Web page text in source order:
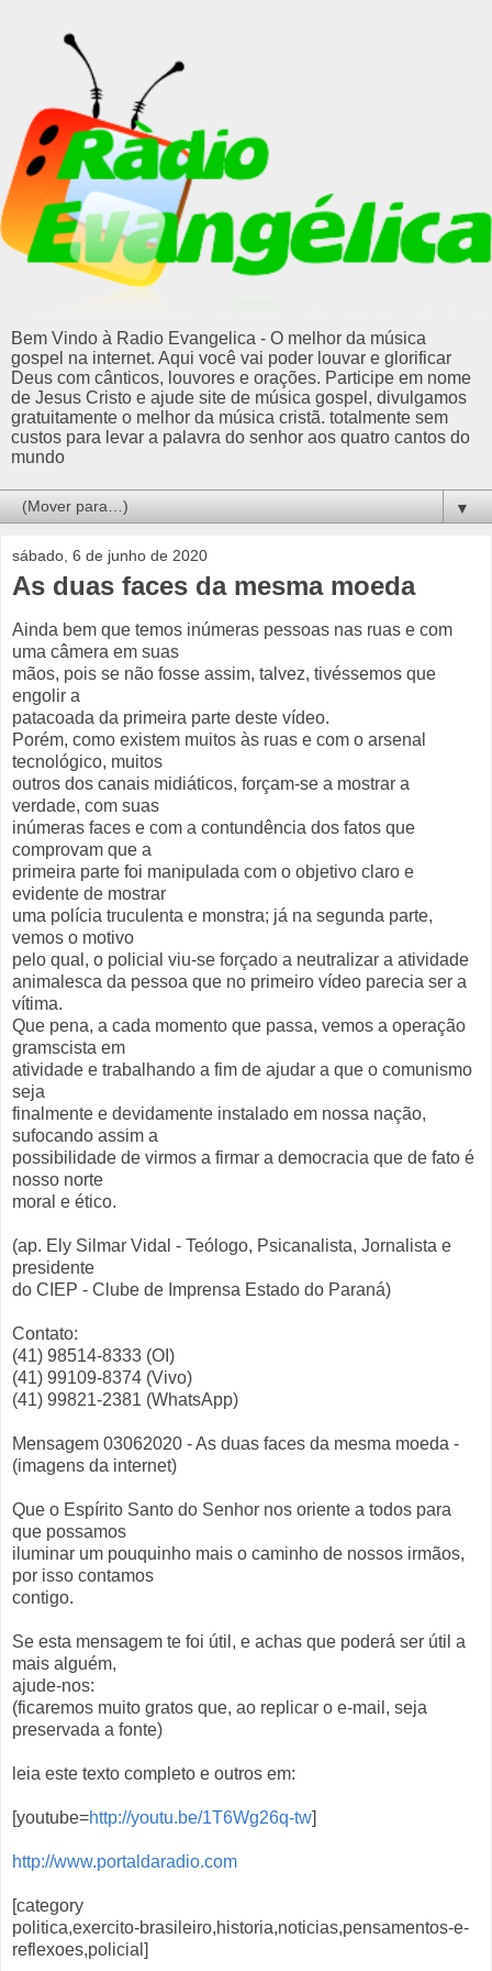
Bem Vindo à Radio Evangelica - O melhor da música
gospel na internet. Aqui você vai poder louvar e glorificar
Deus com cânticos, louvores e orações. Participe em nome
de Jesus Cristo e ajude site de música gospel, divulgamos
gratuitamente o melhor da música cristã. totalmente sem
custos para levar a palavra do senhor aos quatro cantos do
mundo
▼
sábado, 6 de junho de 2020
As duas faces da mesma moeda
Ainda bem que temos inúmeras pessoas nas ruas e com
uma câmera em suas
mãos, pois se não fosse assim, talvez, tivéssemos que
engolir a
patacoada da primeira parte deste vídeo.
Porém, como existem muitos às ruas e com o arsenal
tecnológico, muitos
outros dos canais midiáticos, forçam-se a mostrar a
verdade, com suas
inúmeras faces e com a contundência dos fatos que
comprovam que a
primeira parte foi manipulada com o objetivo claro e
evidente de mostrar
uma polícia truculenta e monstra; já na segunda parte,
vemos o motivo
pelo qual, o policial viu-se forçado a neutralizar a atividade
animalesca da pessoa que no primeiro vídeo parecia ser a
vítima.
Que pena, a cada momento que passa, vemos a operação
gramscista em
atividade e trabalhando a fim de ajudar a que o comunismo
seja
finalmente e devidamente instalado em nossa nação,
sufocando assim a
possibilidade de virmos a firmar a democracia que de fato é
nosso norte
moral e ético.
(ap. Ely Silmar Vidal - Teólogo, Psicanalista, Jornalista e
presidente
do CIEP - Clube de Imprensa Estado do Paraná)
Contato:
(41) 98514-8333 (OI)
(41) 99109-8374 (Vivo)
(41) 99821-2381 (WhatsApp)
Mensagem 03062020 - As duas faces da mesma moeda -
(imagens da internet)
Que o Espírito Santo do Senhor nos oriente a todos para
que possamos
iluminar um pouquinho mais o caminho de nossos irmãos,
por isso contamos
contigo.
Se esta mensagem te foi útil, e achas que poderá ser útil a
mais alguém,
ajude-nos:
(ficaremos muito gratos que, ao replicar o e-mail, seja
preservada a fonte)
leia este texto completo e outros em:
[youtube=http://youtu.be/1T6Wg26q-tw]
http://www.portaldaradio.com
[category
politica,exercito-brasileiro,historia,noticias,pensamentos-e-
reflexoes,policial]